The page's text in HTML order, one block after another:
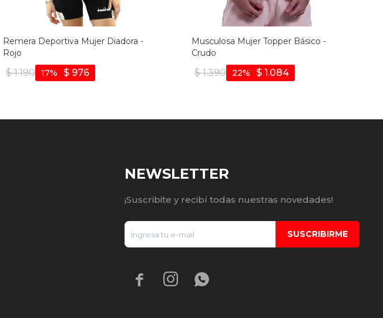
Remera Deportiva Mujer Diadora -
Rojo
$ 1.190 $ 976
17
Musculosa Mujer Topper Básico -
Crudo
$ 1.390 $ 1.084
22
NEWSLETTER
¡Suscribite y recibí todas nuestras novedades!
SUSCRIBIRME
  